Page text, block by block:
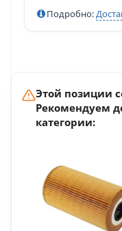
Подробно:
Этой позиции
Рекомендуем
категории: